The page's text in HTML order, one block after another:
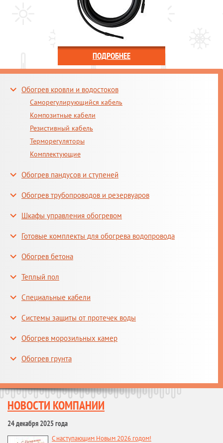
ПОДРОБНЕЕ
Обогрев кровли и водостоков
Саморегулирующийся кабель
Композитные кабели
Резистивный кабель
Терморегуляторы
Комплектующие
Обогрев пандусов и ступеней
Обогрев трубопроводов и резервуаров
Шкафы управления обогревом
Готовые комплекты для обогрева водопровода
Обогрев бетона
Теплый пол
Специальные кабели
Системы защиты от протечек воды
Обогрев морозильных камер
Обогрев грунта
НОВОСТИ КОМПАНИИ
24 декабря 2025 года
С наступающим Новым 2026 годом!